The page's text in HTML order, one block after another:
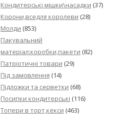
Кондитерські мішки\насадки (37)
Корони,вседля королеви (28)
Молди (853)
Пакувальний
матеріал:коробки,пакети (82)
Патріотичні товари (29)
Під замовлення (14)
Підложки та серветки (68)
Посипки кондитерські (116)
Топери в торт,кекси (463)